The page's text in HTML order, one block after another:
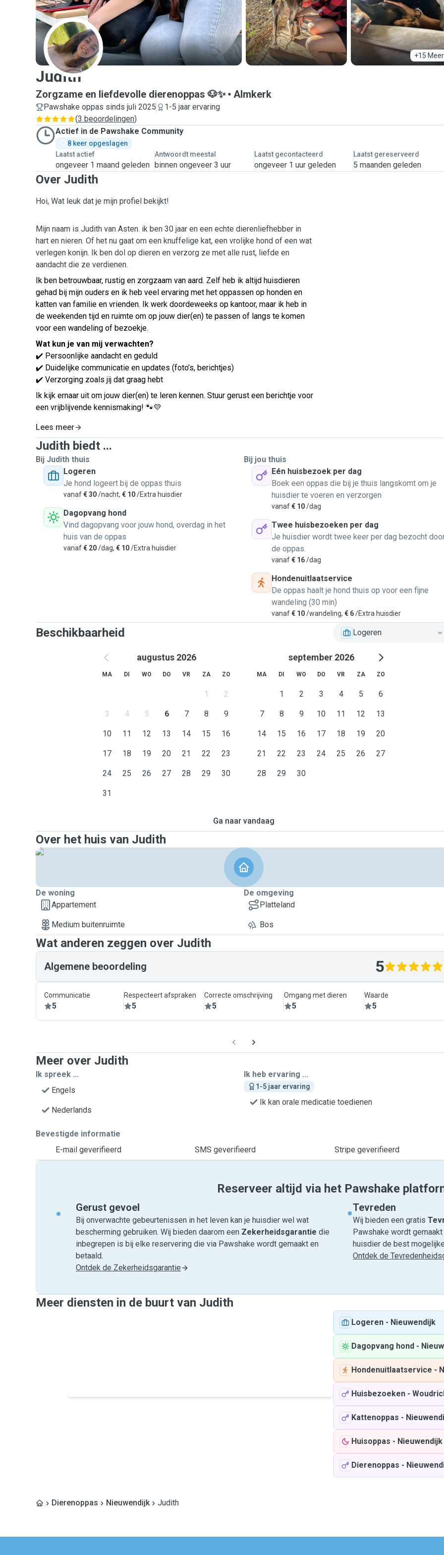
+15 Meer
J
Judith
Zorgzame en liefdevolle dierenoppas 🐶✨ Almkerk
Pawshake oppas sinds juli 2025
1-5 jaar ervaring
(3 beoordelingen)
Actief in de Pawshake Community
8 keer opgeslagen
Laatst actief
ongeveer 1 maand geleden
Antwoordt meestal
binnen ongeveer 3 uur
Laatst gecontacteerd
ongeveer 1 uur geleden
Laatst gereserveerd
5 maanden geleden
Over Judith
Hoi, Wat leuk dat je mijn profiel bekijkt!
Mijn naam is Judith van Asten. ik ben 30 jaar en een echte dierenliefhebber in
hart en nieren. Of het nu gaat om een knuffelige kat, een vrolijke hond of een wat
verlegen konijn. Ik ben dol op dieren en verzorg ze met alle rust, liefde en
aandacht die ze verdienen.
Ik ben betrouwbaar, rustig en zorgzaam van aard. Zelf heb ik altijd huisdieren
gehad bij mijn ouders en ik heb veel ervaring met het oppassen op honden en
katten van familie en vrienden. Ik werk doordeweeks op kantoor, maar ik heb in
de weekenden tijd en ruimte om op jouw dier(en) te passen of langs te komen
voor een wandeling of bezoekje.
Wat kun je van mij verwachten?
✔️ Persoonlijke aandacht en geduld
✔️ Duidelijke communicatie en updates (foto’s, berichtjes)
✔️ Verzorging zoals jij dat graag hebt
Ik kijk ernaar uit om jouw dier(en) te leren kennen. Stuur gerust een berichtje voor
een vrijblijvende kennismaking! 🐾💛
Lees meer
Judith biedt ...
Bij Judith thuis
Logeren
Je hond logeert bij de oppas thuis
vanaf€ 30/nacht, € 10/Extra huisdier
Dagopvang hond
Vind dagopvang voor jouw hond, overdag in het
huis van de oppas
vanaf€ 20/dag, € 10/Extra huisdier
Bij jou thuis
Eén huisbezoek per dag
Boek een oppas die bij je thuis langskomt om je
huisdier te voeren en verzorgen
vanaf€ 10/dag
Twee huisbezoeken per dag
Je huisdier wordt twee keer per dag bezocht
de oppas.
vanaf€ 16/dag
Hondenuitlaatservice
De oppas haalt je hond thuis op voor een fijne
wandeling (30 min)
vanaf€ 10/wandeling, € 6/Extra huisdier
Beschikbaarheid Logeren
augustus 2026
MA DI WO DO VR ZA ZO
1 2
3 4 5 6 7 8 9
10 11 12 13 14 15 16
17 18 19 20 21 22 23
24 25 26 27 28 29 30
31
september 2026
MA DI WO DO VR ZA ZO
1 2 3 4 5 6
7 8 9 10 11 12 13
14 15 16 17 18 19 20
21 22 23 24 25 26 27
28 29 30
Ga naar vandaag
Over het huis van Judith
De woning
Appartement
Medium buitenruimte
De omgeving
Platteland
Bos
Wat anderen zeggen over Judith
Algemene beoordeling 5
Communicatie
5
Respecteert afspraken
5
Correcte omschrijving
5
Omgang met dieren
5
Waarde
5
Meer over Judith
Ik spreek ...
Engels
Nederlands
Ik heb ervaring ...
1-5 jaar ervaring
Ik kan orale medicatie toedienen
Bevestigde informatie
E-mail geverifieerd
SMS geverifieerd Stripe geverifieerd
Reserveer altijd via het Pawshake
Gerust gevoel
Bij onverwachte gebeurtenissen in het leven kan je huisdier wel wat
bescherming gebruiken. Wij bieden daarom een Zekerheidsgarantie die
inbegrepen is bij elke reservering die via Pawshake wordt gemaakt en
betaald.
Ontdek de Zekerheidsgarantie
Tevreden
Wij bieden een gratis
Pawshake wordt
huisdier de best
Ontdek de
Meer diensten in de buurt van Judith
Logeren - Nieuwendijk
Dagopvang hond -
Hondenuitlaatservice -
Huisbezoeken -
Kattenoppas -
Huisoppas - Nieuwendijk
Dierenoppas -
Dierenoppas Nieuwendijk Judith